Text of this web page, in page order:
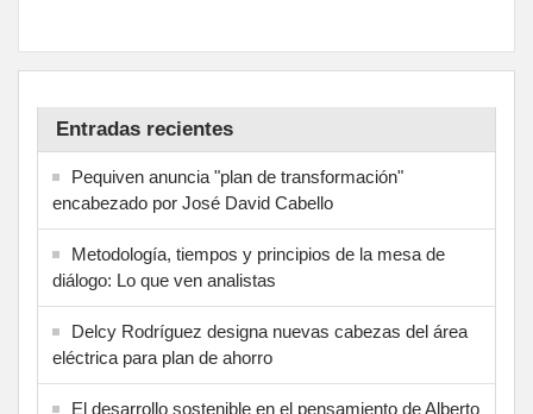
Entradas recientes
Pequiven anuncia "plan de transformación"
encabezado por José David Cabello
Metodología, tiempos y principios de la mesa de
diálogo: Lo que ven analistas
Delcy Rodríguez designa nuevas cabezas del área
eléctrica para plan de ahorro
El desarrollo sostenible en el pensamiento de Alberto